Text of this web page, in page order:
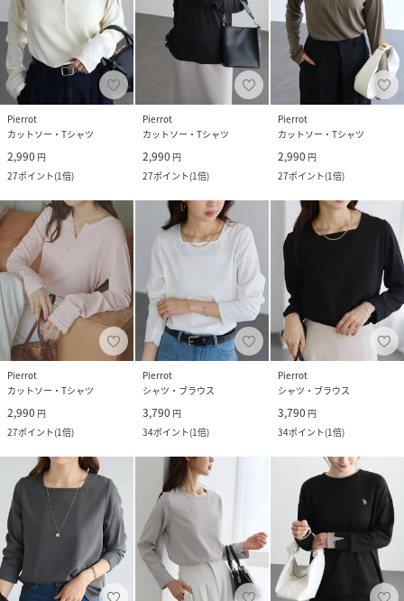
Pierrot
カットソー・Tシャツ
2,990 円
27ポイント(1倍)
Pierrot
カットソー・Tシャツ
2,990 円
27ポイント(1倍)
Pierrot
カットソー・Tシャツ
2,990 円
27ポイント(1倍)
Pierrot
カットソー・Tシャツ
2,990 円
27ポイント(1倍)
Pierrot
シャツ・ブラウス
3,790 円
34ポイント(1倍)
Pierrot
シャツ・ブラウス
3,790 円
34ポイント(1倍)